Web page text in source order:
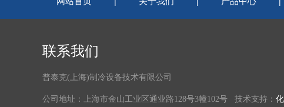
联系我们
普泰克(上海)制冷设备技术有限公司
公司地址：上海市金山工业区通业路128号3幢102号 技术支持：